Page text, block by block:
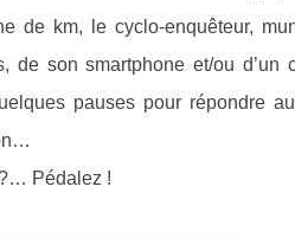
de km, le cyclo-enquêteur,
de son smartphone et/ou d’un
pauses pour répondre
Pédalez !